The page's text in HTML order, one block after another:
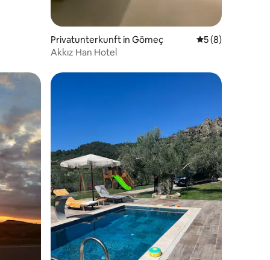
BewertungenPrivatunterkunft in Gömeç
5 (8)
Akkız Han Hotel
Bewertungen